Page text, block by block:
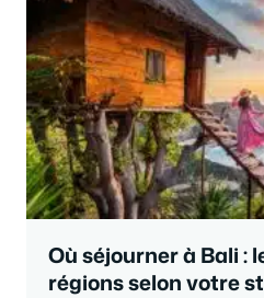
Où séjourner à Bali :
régions selon votre